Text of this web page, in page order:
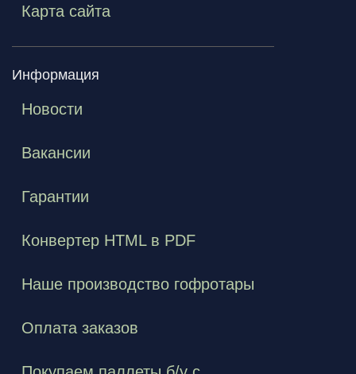
Карта сайта
Информация
Новости
Вакансии
Гарантии
Конвертер HTML в PDF
Наше производство гофротары
Оплата заказов